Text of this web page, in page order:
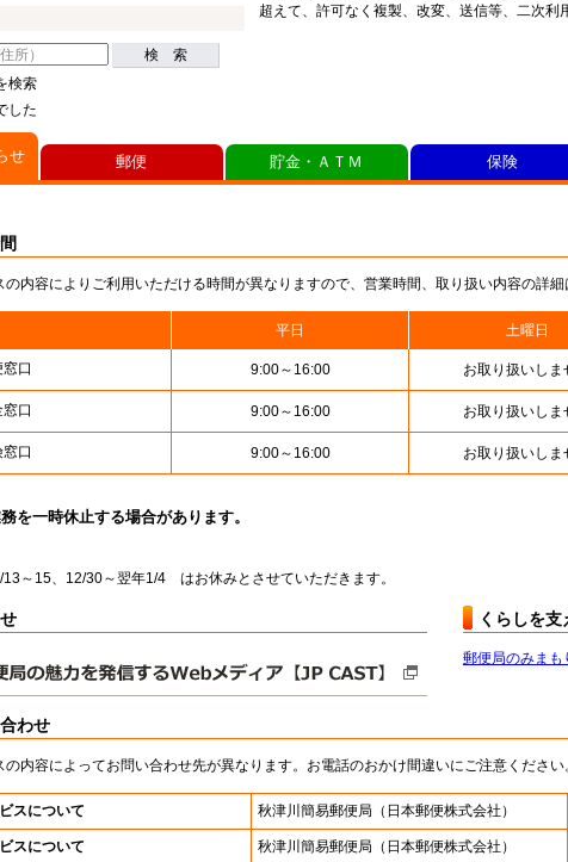
検 索
検索
した
超えて、許可なく複製、改変、送信等、二次利
せ
内容によりご利用いただける時間が異なりますので、営業時間、取り扱い内容の詳細
平日 土曜日
口 9:00～16:00 お取り扱いしま
口 9:00～16:00 お取り扱いしま
口 9:00～16:00 お取り扱いしま
を一時休止する場合があります。
13～15、12/30～翌年1/4 はお休みとさせていただきます。
くらしを
郵便局のみまも
わせ
内容によってお問い合わせ先が異なります。お電話のおかけ間違いにご注意ください
スについて 秋津川簡易郵便局 （日本郵便株式会社）
スについて 秋津川簡易郵便局 （日本郵便株式会社）
郵便 貯金・ＡＴＭ 保険